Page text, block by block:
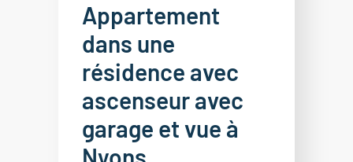
Appartement
dans une
résidence avec
ascenseur avec
garage et vue à